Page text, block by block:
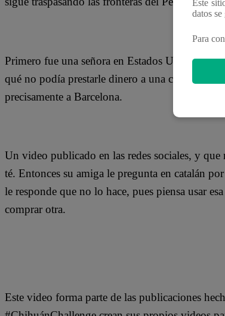
Primero fue una señora en Estados Unidos la
qué no podía prestarle dinero a una compañera
precisamente a Barcelona.
Un video publicado en las redes sociales, y
té. Entonces su amiga le pregunta en catalán
le responde que no lo hace, pues piensa usar
comprar otra.
Este video forma parte de las publicaciones
Este
datos se
Para